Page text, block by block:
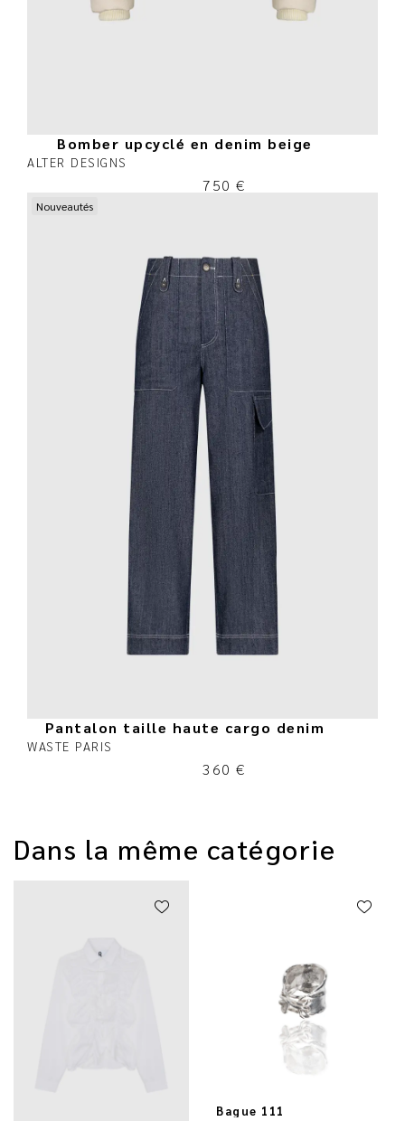
Bomber upcyclé en denim beige
ALTER DESIGNS
750 €
Nouveautés
Pantalon taille haute cargo denim
WASTE PARIS
360 €
Dans la même catégorie
Bague 111